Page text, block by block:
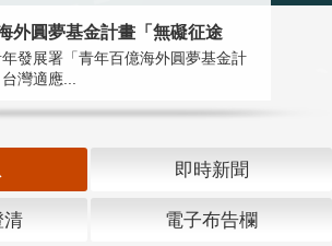
外圓夢基金計畫「無礙征途
發展署「青年百億海外圓夢基金計
灣適應...
即時新聞
清 電子布告欄